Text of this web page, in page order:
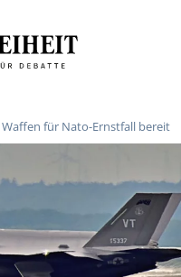
Waffen für Nato-Ernstfall bereit